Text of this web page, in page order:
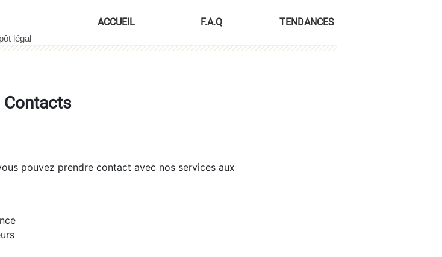
ACCUEIL F.A.Q TENDANCES
Contacts
pouvez prendre contact avec nos services aux